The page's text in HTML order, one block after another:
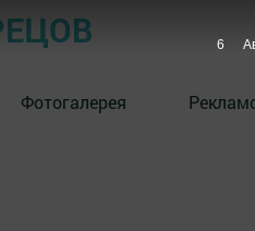
Фотогалерея
5